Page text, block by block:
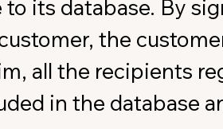
its database. By
the
all the recipients
in the database